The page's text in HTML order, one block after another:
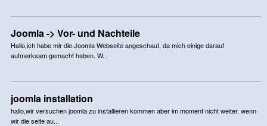
Joomla -> Vor- und Nachteile
Hallo,ich habe mir die Joomla Webseite angeschaut, da mich einige darauf
aufmerksam gemacht haben. W...
joomla installation
hallo,wir versuchen joomla zu installieren kommen aber im moment nicht weiter. wenn
wir die seite au...